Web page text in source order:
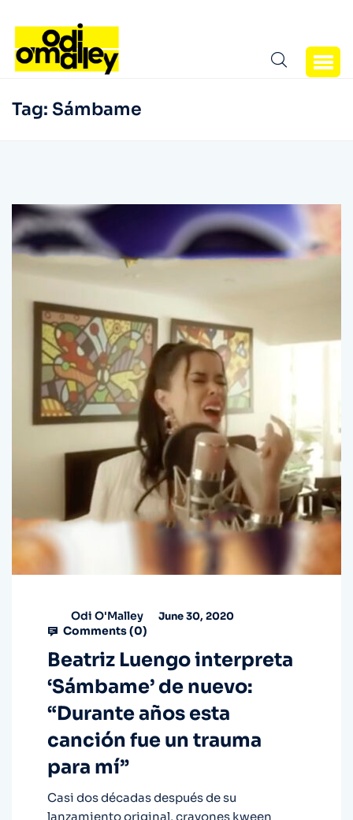
Tag: Sámbame
Odi O'Malley June 30, 2020
Comments (0)
Beatriz Luengo interpreta
‘Sámbame’ de nuevo:
“Durante años esta
canción fue un trauma
para mí”
Casi dos décadas después de su
lanzamiento original, crayones kween